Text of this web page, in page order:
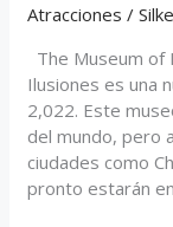
Atracciones /
The Museum of
Ilusiones es una
2,022. Este
del mundo, pero
ciudades como
pronto estarán
las
Ilusiones